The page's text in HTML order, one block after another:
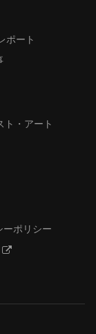
ポート
ト・アート
ーポリシー